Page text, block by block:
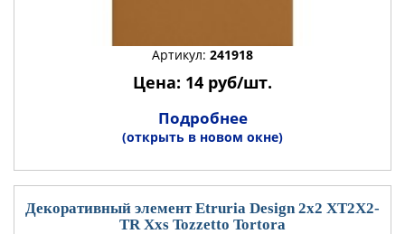
Артикул: 241918
Цена: 14 руб/шт.
Подробнее
(открыть в новом окне)
Декоративный элемент Etruria Design 2x2 XT2X2-
TR Xxs Tozzetto Tortora